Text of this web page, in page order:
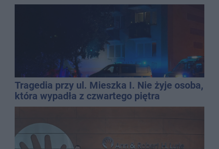
Tragedia przy ul. Mieszka I. Nie żyje osoba,
która wypadła z czwartego piętra